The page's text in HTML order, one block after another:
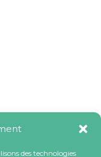
des technologies